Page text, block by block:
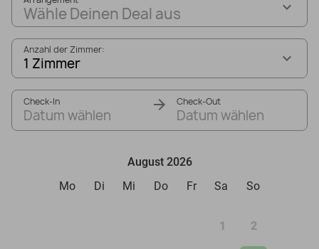
Wähle Deinen Deal aus
Anzahl der Zimmer:
1 Zimmer
Check-In
Datum wählen
Check-Out
Datum wählen
August 2026
Mo
Di Mi Do Fr Sa So
1 2